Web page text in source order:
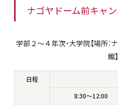
ナゴヤドーム前キャ
学部２～４年次・大学院【場所
館】
日程
8:30～12:00